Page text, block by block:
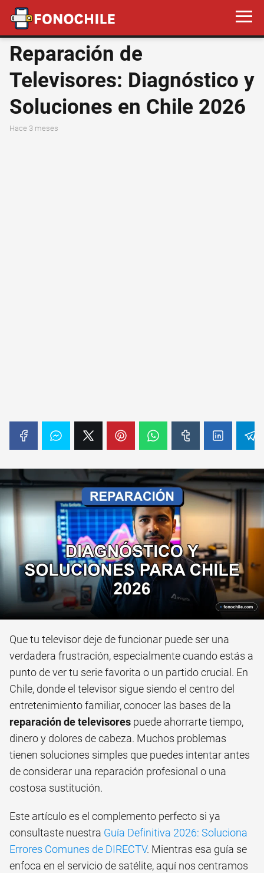
Reparación de
Televisores: Diagnóstico y
Soluciones en Chile 2026
hace 3 meses
Que tu televisor deje de funcionar puede ser una
verdadera frustración, especialmente cuando estás a
punto de ver tu serie favorita o un partido crucial. En
Chile, donde el televisor sigue siendo el centro del
entretenimiento familiar, conocer las bases de la
reparación de televisores puede ahorrarte tiempo,
dinero y dolores de cabeza. Muchos problemas
tienen soluciones simples que puedes intentar antes
de considerar una reparación profesional o una
costosa sustitución.
Este artículo es el complemento perfecto si ya
consultaste nuestra Guía Definitiva 2026: Soluciona
Errores Comunes de DIRECTV. Mientras esa guía se
enfoca en el servicio de satélite, aquí nos centramos